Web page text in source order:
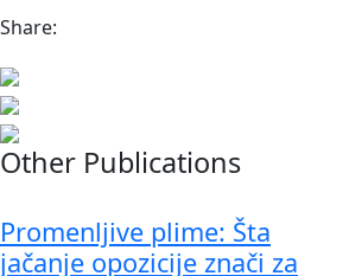
Share:
Other Publications
Promenljive plime: Šta
jačanje opozicije znači za